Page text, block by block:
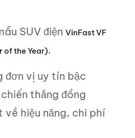
SUV điện VinFast VF
of the Year).
vị uy tín bậc
thắng đồng
hiệu năng, chi phí